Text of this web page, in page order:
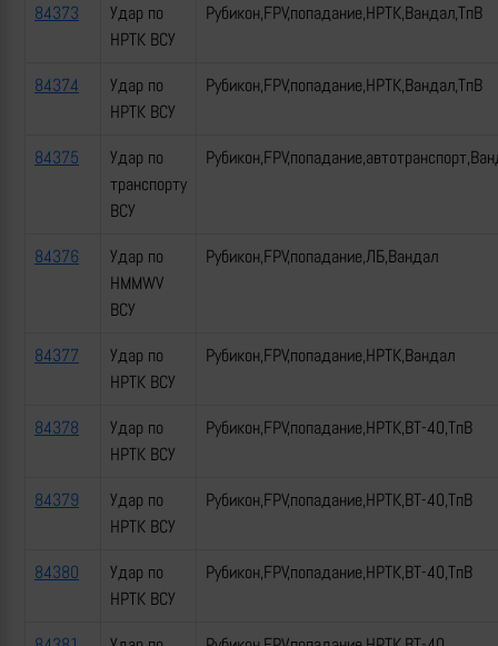
84373
Удар по
НРТК ВСУ
Рубикон,FPV,попадание,НРТК,Вандал,ТпВ
84374
Удар по
НРТК ВСУ
Рубикон,FPV,попадание,НРТК,Вандал,ТпВ
84375
Удар по
транспорту
ВСУ
84376
Удар по
HMMWV
ВСУ
Рубикон,FPV,попадание,ЛБ,Вандал
84377
Удар по
НРТК ВСУ
Рубикон,FPV,попадание,НРТК,Вандал
84378
Удар по
НРТК ВСУ
Рубикон,FPV,попадание,НРТК,ВТ-40,ТпВ
84379
Удар по
НРТК ВСУ
Рубикон,FPV,попадание,НРТК,ВТ-40,ТпВ
84380
Удар по
НРТК ВСУ
Рубикон,FPV,попадание,НРТК,ВТ-40,ТпВ